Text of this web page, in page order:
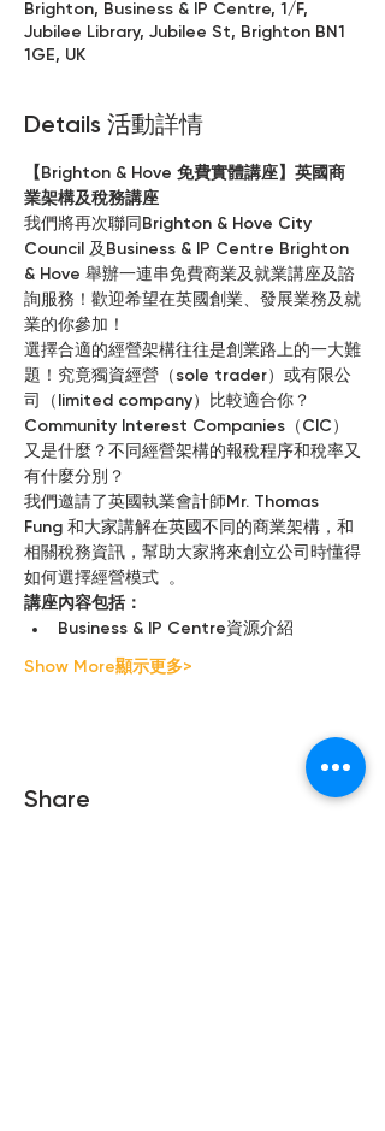
Brighton, Business & IP Centre, 1/F,
Jubilee Library, Jubilee St, Brighton BN1
1GE, UK
Details 活動詳情
【Brighton & Hove 免費實體講座】英國商
業架構及稅務講座
我們將再次聯同Brighton & Hove City
Council 及Business & IP Centre Brighton
& Hove 舉辦一連串免費商業及就業講座及諮
詢服務！歡迎希望在英國創業、發展業務及就
業的你參加！
選擇合適的經營架構往往是創業路上的一大難
題！究竟獨資經營（sole trader）或有限公
司（limited company）比較適合你？
Community Interest Companies（CIC）
又是什麼？不同經營架構的報稅程序和稅率又
有什麼分別？
我們邀請了英國執業會計師Mr. Thomas
Fung 和大家講解在英國不同的商業架構，和
相關稅務資訊，幫助大家將來創立公司時懂得
如何選擇經營模式  。
講座內容包括：
Business & IP Centre資源介紹
Show More顯示更多>
Share